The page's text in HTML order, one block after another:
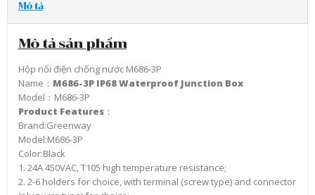
Mô tả
Mô tả sản phẩm
Hộp nối điện chống nước M686-3P
Name： M686-3P IP68 Waterproof Junction Box
Model：M686-3P
Product Features ：
Brand:Greenway
Model:M686-3P
Color:Black
1. 24A 450VAC, T105 high temperature resistance;
2. 2-6 holders for choice, with terminal (screw type) and connector